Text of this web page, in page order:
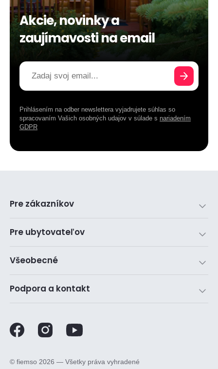
Akcie, novinky a
zaujímavosti na email
Prihlásením na odber newslettera vyjadrujete súhlas so
spracovaním Vašich osobných udajov v súlade s nariadením
GDPR
Pre zákazníkov
Pre ubytovateľov
Všeobecné
Podpora a kontakt
©️ fiemso 2026 — Všetky práva vyhradené